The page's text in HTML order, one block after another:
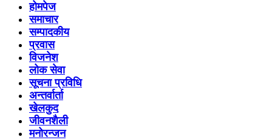
होमपेज
समाचार
सम्पादकीय
प्रवास
विजनेश
लोक सेवा
सूचना प्रविधि
अन्तर्वार्ता
खेलकुद
जीवनशैली
मनोरन्जन